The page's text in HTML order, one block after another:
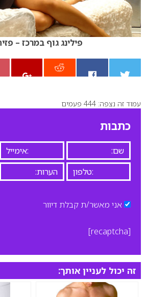
פילינג גוף במרכז –
0
עמוד זה נצפה: 444 פעמים
כתבות
אני מאשר/ת קבלת דיוור
[recaptcha]
זה יכול לעניין אותך: